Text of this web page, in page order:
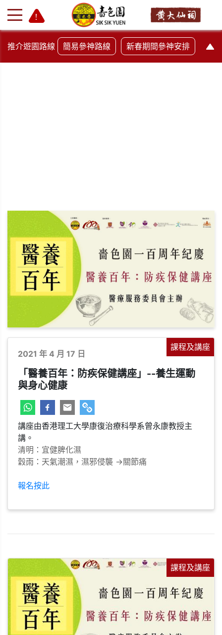
推介遊園路線 簡易參神路線 新春期間參神安排
課程及講座
2021 年 4 月 17 日
「醫養百年：防疾保健講座」--養生運動
與身心健康
講座由香港理工大學康復治療科學系曾永康教授主
講。
清明：宜健脾化濕
穀雨：天氣潮濕，濕邪侵襲 ->關節痛
報名按此
課程及講座